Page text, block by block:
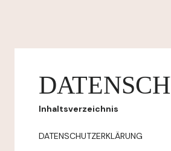
Inhaltsverzeichnis
DATENSCHUTZERKLÄRUNG